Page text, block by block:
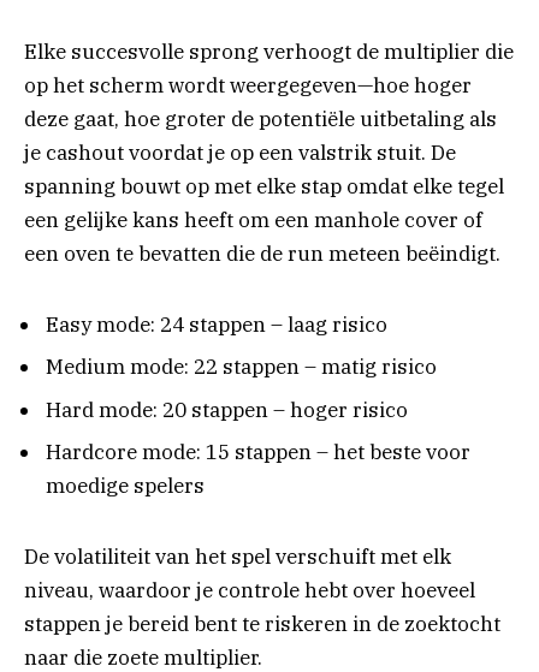
Elke succesvolle sprong verhoogt de multiplier die
op het scherm wordt weergegeven—hoe hoger
deze gaat, hoe groter de potentiële uitbetaling als
je cashout voordat je op een valstrik stuit. De
spanning bouwt op met elke stap omdat elke tegel
een gelijke kans heeft om een manhole cover of
een oven te bevatten die de run meteen beëindigt.
Easy mode: 24 stappen – laag risico
Medium mode: 22 stappen – matig risico
Hard mode: 20 stappen – hoger risico
Hardcore mode: 15 stappen – het beste voor
moedige spelers
De volatiliteit van het spel verschuift met elk
niveau, waardoor je controle hebt over hoeveel
stappen je bereid bent te riskeren in de zoektocht
naar die zoete multiplier.